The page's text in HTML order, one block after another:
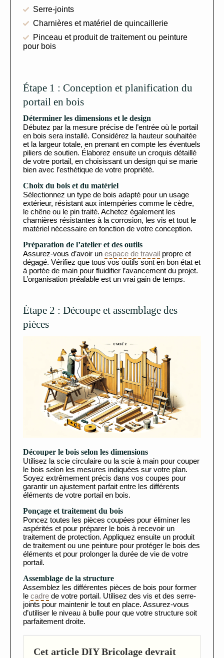
Serre-joints
Charnières et matériel de quincaillerie
Pinceau et produit de traitement ou peinture
pour bois
Étape 1 : Conception et planification du
portail en bois
Déterminer les dimensions et le design
Débutez par la mesure précise de l’entrée où le portail
en bois sera installé. Considérez la hauteur souhaitée
et la largeur totale, en prenant en compte les éventuels
piliers de soutien. Élaborez ensuite un croquis détaillé
de votre portail, en choisissant un design qui se marie
bien avec l’esthétique de votre propriété.
Choix du bois et du matériel
Sélectionnez un type de bois adapté pour un usage
extérieur, résistant aux intempéries comme le cèdre,
le chêne ou le pin traité. Achetez également les
charnières résistantes à la corrosion, les vis et tout le
matériel nécessaire en fonction de votre conception.
Préparation de l’atelier et des outils
Assurez-vous d’avoir un espace de travail propre et
dégagé. Vérifiez que tous vos outils sont en bon état et
à portée de main pour fluidifier l’avancement du projet.
L’organisation préalable est un vrai gain de temps.
Étape 2 : Découpe et assemblage des
pièces
Découper le bois selon les dimensions
Utilisez la scie circulaire ou la scie à main pour couper
le bois selon les mesures indiquées sur votre plan.
Soyez extrêmement précis dans vos coupes pour
garantir un ajustement parfait entre les différents
éléments de votre portail en bois.
Ponçage et traitement du bois
Poncez toutes les pièces coupées pour éliminer les
aspérités et pour préparer le bois à recevoir un
traitement de protection. Appliquez ensuite un produit
de traitement ou une peinture pour protéger le bois des
éléments et pour prolonger la durée de vie de votre
portail.
Assemblage de la structure
Assemblez les différentes pièces de bois pour former
le cadre de votre portail. Utilisez des vis et des serre-
joints pour maintenir le tout en place. Assurez-vous
d’utiliser le niveau à bulle pour que votre structure soit
parfaitement droite.
Cet article DIY Bricolage devrait